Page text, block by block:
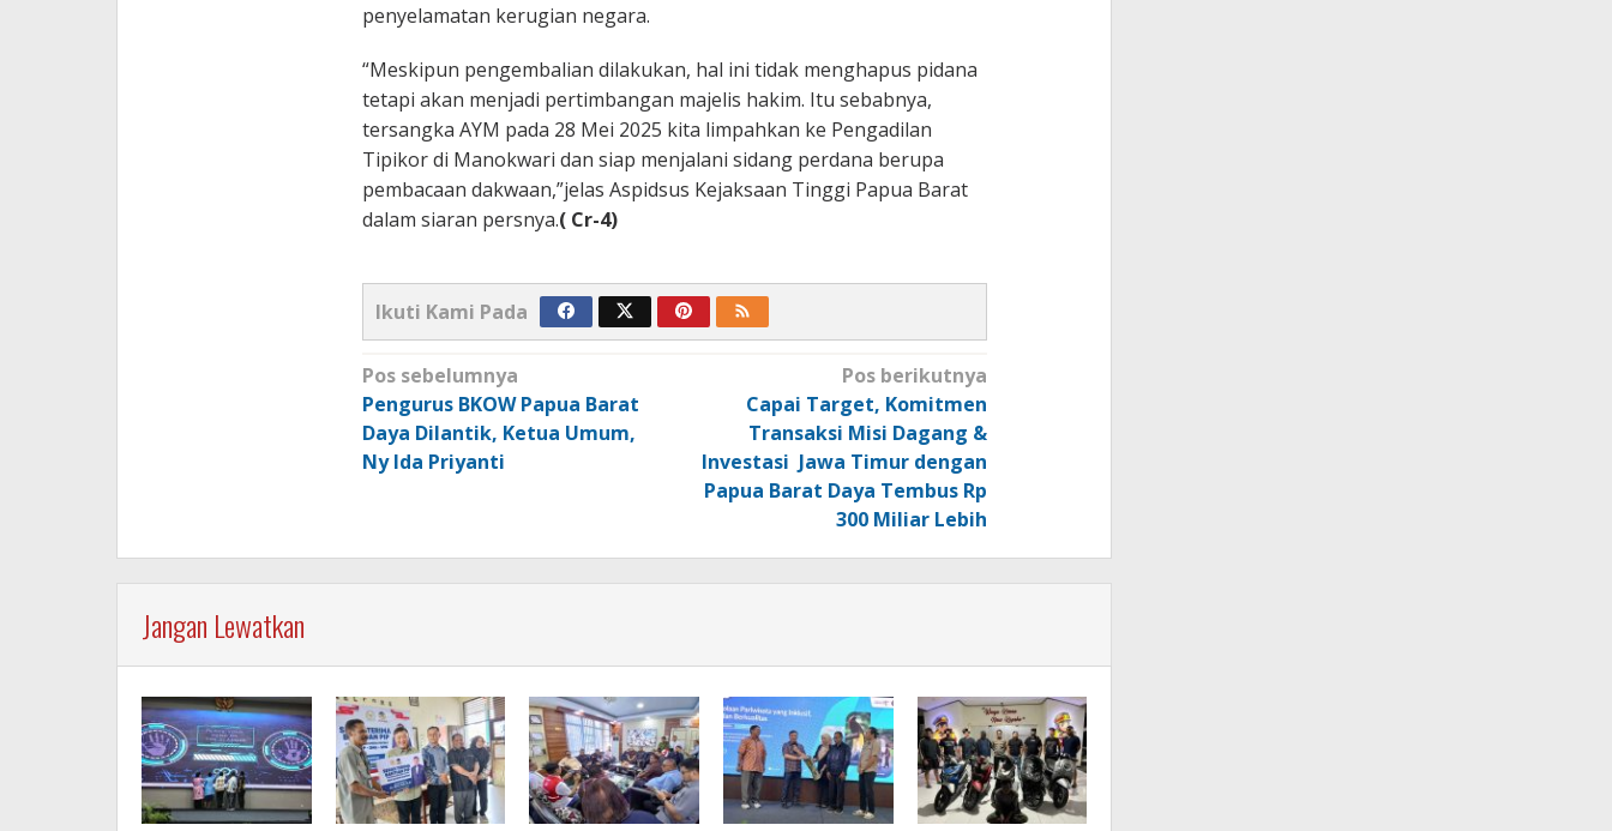
penyelamatan kerugian negara.
“Meskipun pengembalian dilakukan, hal ini tidak menghapus pidana
tetapi akan menjadi pertimbangan majelis hakim. Itu sebabnya,
tersangka AYM pada 28 Mei 2025 kita limpahkan ke Pengadilan
Tipikor di Manokwari dan siap menjalani sidang perdana berupa
pembacaan dakwaan,”jelas Aspidsus Kejaksaan Tinggi Papua Barat
dalam siaran persnya.( Cr-4)
Ikuti Kami Pada
Navigasi
pos
Pos sebelumnya
Pengurus BKOW Papua Barat
Daya Dilantik, Ketua Umum,
Ny Ida Priyanti
Pos berikutnya
Capai Target, Komitmen
Transaksi Misi Dagang &
Investasi Jawa Timur dengan
Papua Barat Daya Tembus Rp
300 Miliar Lebih
Jangan Lewatkan